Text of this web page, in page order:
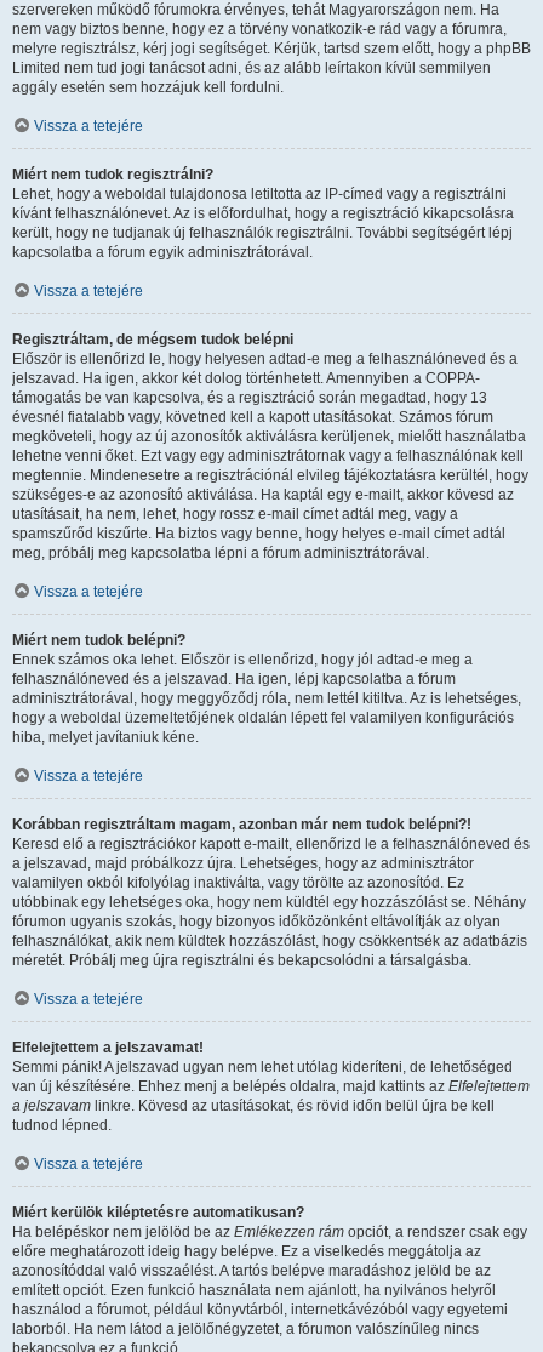
szervereken működő fórumokra érvényes, tehát Magyarországon nem. Ha
nem vagy biztos benne, hogy ez a törvény vonatkozik-e rád vagy a fórumra,
melyre regisztrálsz, kérj jogi segítséget. Kérjük, tartsd szem előtt, hogy a phpBB
Limited nem tud jogi tanácsot adni, és az alább leírtakon kívül semmilyen
aggály esetén sem hozzájuk kell fordulni.
Vissza a tetejére
Miért nem tudok regisztrálni?
Lehet, hogy a weboldal tulajdonosa letiltotta az IP-címed vagy a regisztrálni
kívánt felhasználónevet. Az is előfordulhat, hogy a regisztráció kikapcsolásra
került, hogy ne tudjanak új felhasználók regisztrálni. További segítségért lépj
kapcsolatba a fórum egyik adminisztrátorával.
Vissza a tetejére
Regisztráltam, de mégsem tudok belépni
Először is ellenőrizd le, hogy helyesen adtad-e meg a felhasználóneved és a
jelszavad. Ha igen, akkor két dolog történhetett. Amennyiben a COPPA-
támogatás be van kapcsolva, és a regisztráció során megadtad, hogy 13
évesnél fiatalabb vagy, követned kell a kapott utasításokat. Számos fórum
megköveteli, hogy az új azonosítók aktiválásra kerüljenek, mielőtt használatba
lehetne venni őket. Ezt vagy egy adminisztrátornak vagy a felhasználónak kell
megtennie. Mindenesetre a regisztrációnál elvileg tájékoztatásra kerültél, hogy
szükséges-e az azonosító aktiválása. Ha kaptál egy e-mailt, akkor kövesd az
utasításait, ha nem, lehet, hogy rossz e-mail címet adtál meg, vagy a
spamszűrőd kiszűrte. Ha biztos vagy benne, hogy helyes e-mail címet adtál
meg, próbálj meg kapcsolatba lépni a fórum adminisztrátorával.
Vissza a tetejére
Miért nem tudok belépni?
Ennek számos oka lehet. Először is ellenőrizd, hogy jól adtad-e meg a
felhasználóneved és a jelszavad. Ha igen, lépj kapcsolatba a fórum
adminisztrátorával, hogy meggyőződj róla, nem lettél kitiltva. Az is lehetséges,
hogy a weboldal üzemeltetőjének oldalán lépett fel valamilyen konfigurációs
hiba, melyet javítaniuk kéne.
Vissza a tetejére
Korábban regisztráltam magam, azonban már nem tudok belépni?!
Keresd elő a regisztrációkor kapott e-mailt, ellenőrizd le a felhasználóneved és
a jelszavad, majd próbálkozz újra. Lehetséges, hogy az adminisztrátor
valamilyen okból kifolyólag inaktiválta, vagy törölte az azonosítód. Ez
utóbbinak egy lehetséges oka, hogy nem küldtél egy hozzászólást se. Néhány
fórumon ugyanis szokás, hogy bizonyos időközönként eltávolítják az olyan
felhasználókat, akik nem küldtek hozzászólást, hogy csökkentsék az adatbázis
méretét. Próbálj meg újra regisztrálni és bekapcsolódni a társalgásba.
Vissza a tetejére
Elfelejtettem a jelszavamat!
Semmi pánik! A jelszavad ugyan nem lehet utólag kideríteni, de lehetőséged
van új készítésére. Ehhez menj a belépés oldalra, majd kattints az Elfelejtettem
a jelszavam linkre. Kövesd az utasításokat, és rövid időn belül újra be kell
tudnod lépned.
Vissza a tetejére
Miért kerülök kiléptetésre automatikusan?
Ha belépéskor nem jelölöd be az Emlékezzen rám opciót, a rendszer csak egy
előre meghatározott ideig hagy belépve. Ez a viselkedés meggátolja az
azonosítóddal való visszaélést. A tartós belépve maradáshoz jelöld be az
említett opciót. Ezen funkció használata nem ajánlott, ha nyilvános helyről
használod a fórumot, például könyvtárból, internetkávézóból vagy egyetemi
laborból. Ha nem látod a jelölőnégyzetet, a fórumon valószínűleg nincs
bekapcsolva ez a funkció.